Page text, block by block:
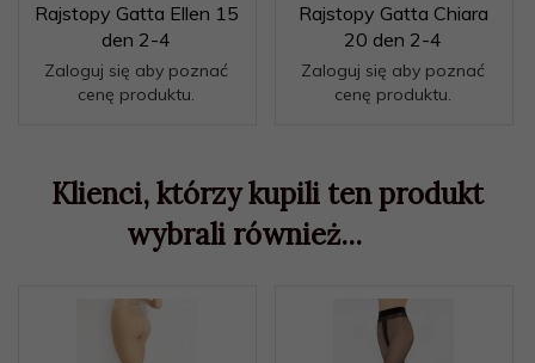
Rajstopy Gatta Ellen 15
den 2-4
Zaloguj się aby poznać
cenę produktu.
Rajstopy Gatta Chiara
20 den 2-4
Zaloguj się aby poznać
cenę produktu.
Klienci, którzy kupili ten produkt
wybrali również...